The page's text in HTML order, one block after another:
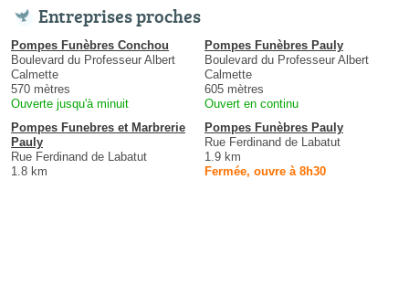
Entreprises proches
Pompes Funèbres Conchou
Boulevard du Professeur Albert
Calmette
570 mètres
Ouverte jusqu'à minuit
Pompes Funèbres Pauly
Boulevard du Professeur Albert
Calmette
605 mètres
Ouvert en continu
Pompes Funebres et Marbrerie
Pauly
Rue Ferdinand de Labatut
1.8 km
Pompes Funèbres Pauly
Rue Ferdinand de Labatut
1.9 km
Fermée, ouvre à 8h30